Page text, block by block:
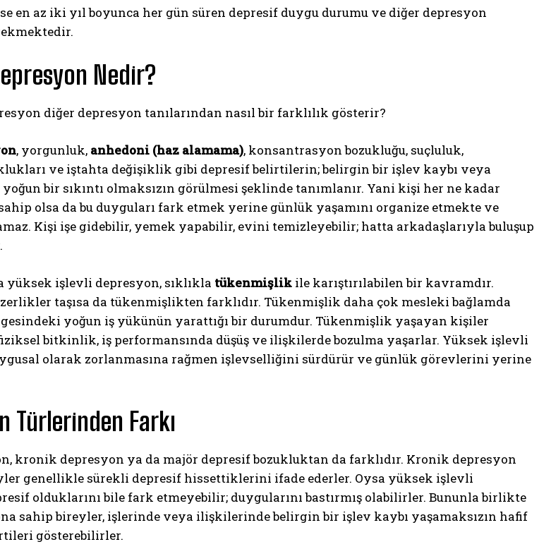
ABONE OL
en az iki yıl boyunca her gün süren depresif duygu durumu ve diğer depresyon
Nedir?
diğer depresyon tanılarından nasıl bir farklılık gösterir?
, yorgunluk, anhedoni (haz alamama), konsantrasyon bozukluğu, suçluluk,
ve iştahta değişiklik gibi depresif belirtilerin; belirgin bir işlev kaybı veya
bir sıkıntı olmaksızın görülmesi şeklinde tanımlanır. Yani kişi her ne kadar
olsa da bu duyguları fark etmek yerine günlük yaşamını organize etmekte ve
Kişi işe gidebilir, yemek yapabilir, evini temizleyebilir; hatta arkadaşlarıyla buluşup
yüksek işlevli depresyon, sıklıkla tükenmişlik ile karıştırılabilen bir kavramdır.
taşısa da tükenmişlikten farklıdır. Tükenmişlik daha çok mesleki bağlamda
yoğun iş yükünün yarattığı bir durumdur. Tükenmişlik yaşayan kişiler
bitkinlik, iş performansında düşüş ve ilişkilerde bozulma yaşarlar. Yüksek işlevli
olarak zorlanmasına rağmen işlevselliğini sürdürür ve günlük görevlerini yerine
Türlerinden Farkı
kronik depresyon ya da majör depresif bozukluktan da farklıdır. Kronik depresyon
genellikle sürekli depresif hissettiklerini ifade ederler. Oysa yüksek işlevli
olduklarını bile fark etmeyebilir; duygularını bastırmış olabilirler. Bununla birlikte
sahip bireyler, işlerinde veya ilişkilerinde belirgin bir işlev kaybı yaşamaksızın hafif
gösterebilirler.